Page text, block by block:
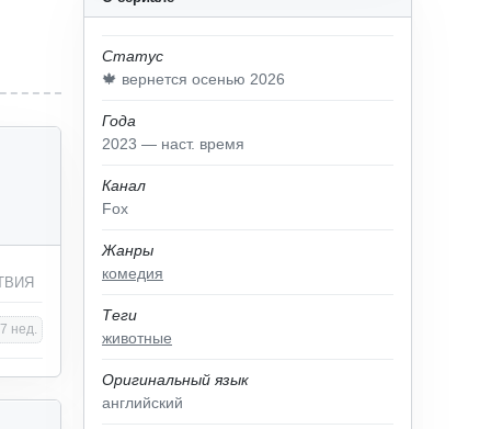
Статус
🍁 вернется осенью 2026
Года
2023 — наст. время
Канал
Fox
Жанры
комедия
Теги
животные
Оригинальный язык
английский
нед.